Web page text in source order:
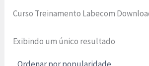
Curso Treinamento Labecom
Exibindo um único resultado